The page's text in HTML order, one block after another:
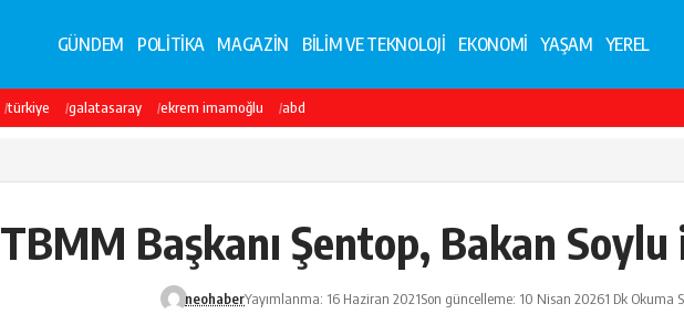
GÜNDEM POLİTİKA MAGAZİN BİLİM VE TEKNOLOJİ EKONOMİ YAŞAM YEREL
türkiye galatasaray ekrem imamoğlu abd
TBMM Başkanı Şentop, Bakan
neohaberYayımlanma: 16 Haziran 2021Son güncelleme: 10 Nisan 20261 Dk Okuma